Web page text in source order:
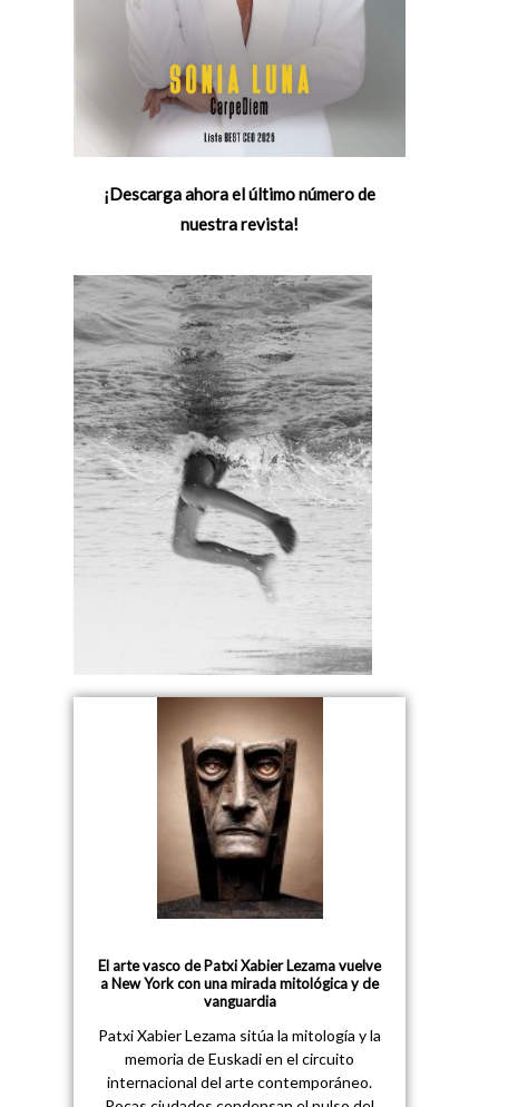
¡Descarga ahora el último número de
nuestra revista!
El arte vasco de Patxi Xabier Lezama vuelve
a New York con una mirada mitológica y de
vanguardia
Patxi Xabier Lezama sitúa la mitología y la
memoria de Euskadi en el circuito
internacional del arte contemporáneo.